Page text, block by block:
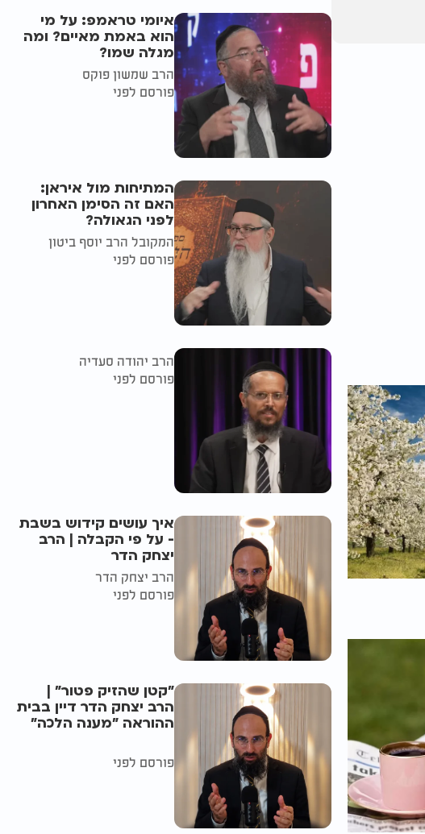
איומי טראמפ: על מי
הוא באמת מאיים? ומה
מגלה שמו?
הרב שמשון פוקס
פורסם לפני
המתיחות מול איראן:
האם זה הסימן האחרון
לפני הגאולה?
המקובל הרב יוסף ביטון
פורסם לפני
הרב יהודה סעדיה
פורסם לפני
איך עושים קידוש בשבת
- על פי הקבלה | הרב
יצחק הדר
הרב יצחק הדר
פורסם לפני
"קטן שהזיק פטור" |
הרב יצחק הדר דיין בבית
ההוראה "מענה הלכה"
פורסם לפני